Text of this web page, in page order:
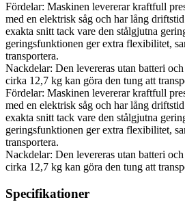
Fördelar: Maskinen levererar kraftfull
med en elektrisk såg och har lång
exakta snitt tack vare den stålgjutna
geringsfunktionen ger extra flexibilitet,
transportera.
Nackdelar: Den levereras utan batteri
cirka 12,7 kg kan göra den tung att
Fördelar: Maskinen levererar kraftfull
med en elektrisk såg och har lång
exakta snitt tack vare den stålgjutna
geringsfunktionen ger extra flexibilitet,
transportera.
Nackdelar: Den levereras utan batteri
cirka 12,7 kg kan göra den tung att
Specifikationer